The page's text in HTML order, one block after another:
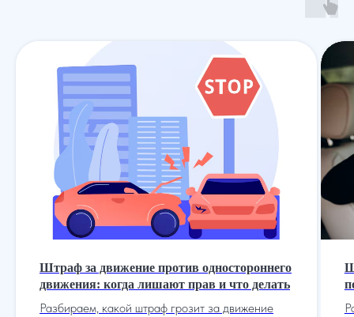
Штраф за движение против одностороннего
движения: когда лишают прав и что делать
Разбираем, какой штраф грозит за движение